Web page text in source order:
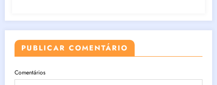
PUBLICAR COMENTÁRIO
Comentários